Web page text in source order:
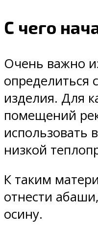
С чего
Очень важно
определиться
изделия. Для
помещений
использовать
низкой
К таким
отнести
осину.